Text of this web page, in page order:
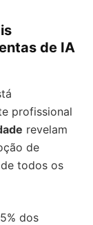
de IA
profissional
revelam
de
todos os
dos